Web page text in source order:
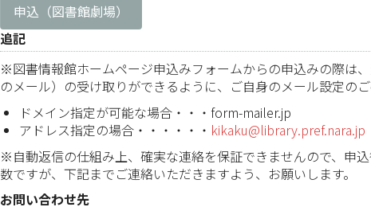
申込（図書館劇場）
追記
※図書情報館ホームページ申込みフォームからの申込みの際は
のメール）の受け取りができるように、ご自身のメール設定のご
ドメイン指定が可能な場合・・・form-mailer.jp
アドレス指定の場合・・・・・・ kikaku@library.pref.nara.jp
※自動返信の仕組み上、確実な連絡を保証できませんので、申
数ですが、下記までご連絡いただきますよう、お願いします。
お問い合わせ先